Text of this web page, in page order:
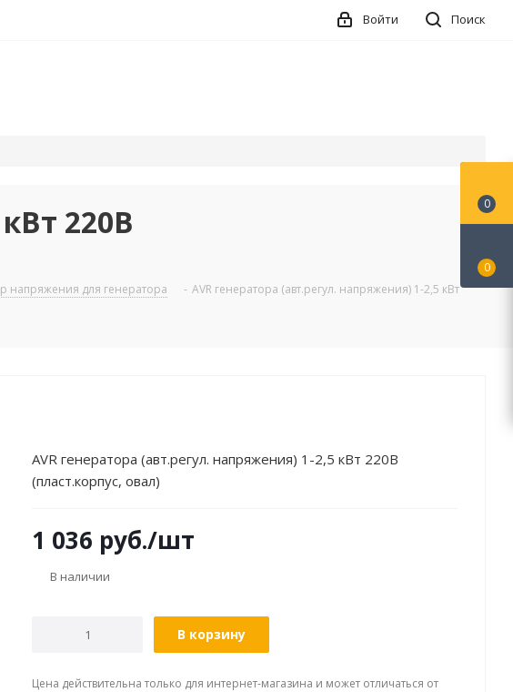
Поиск
Войти
220В
напряжения для генератора - AVR генератора (авт.регул. напряжения) 1-2,5 кВт
AVR генератора (авт.регул. напряжения) 1-2,5 кВт 220В
(пласт.корпус, овал)
1 036 руб./шт
В наличии
В корзину
Цена действительна только для интернет-магазина и может отличаться от
0
0